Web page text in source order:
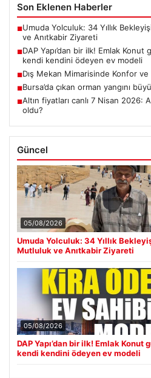
Son Eklenen Haberler
■Umuda Yolculuk: 34 Yıllık
ve Anıtkabir Ziyareti
■DAP Yapı’dan bir ilk! Emlak
kendi kendini ödeyen ev modeli
■Dış Mekan Mimarisinde Konfor
■Bursa’da çıkan orman yangını
■Altın fiyatları canlı 7 Nisan 2026:
oldu?
Güncel
05/08/2026
Umuda Yolculuk: 34 Yıllık
Mutluluk ve Anıtkabir Ziyareti
05/08/2026
DAP Yapı’dan bir ilk! Emlak
kendi kendini ödeyen ev modeli